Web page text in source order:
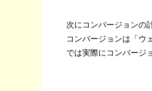
次にコンバージョンの
コンバージョンは「ウ
では実際にコンバージ